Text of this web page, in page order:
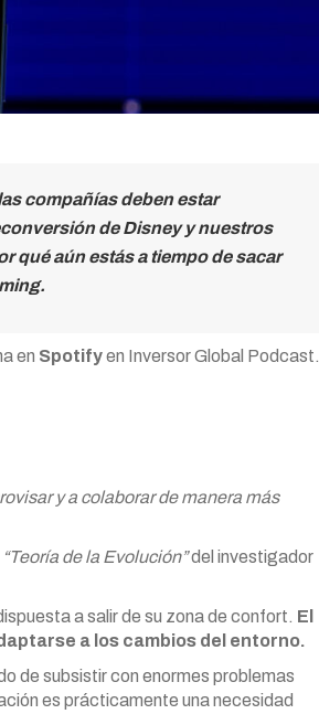
compañías deben estar
de Disney y nuestros
qué aún estás a tiempo de sacar
en Spotifyen Inversor Global Podcast.
y a colaborar de manera más
“Teoría de la Evolución”del investigador
a salir de su zona de confort. El
a los cambios del entorno.
de subsistir con enormes problemas
es prácticamente una necesidad